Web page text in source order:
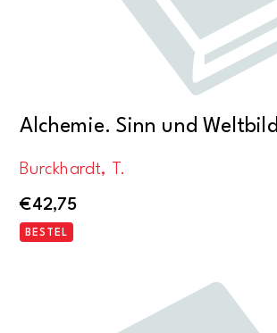
Alchemie. Sinn und Weltbild
Burckhardt, T.
€42,75
BESTEL